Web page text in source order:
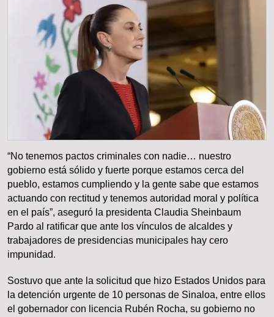
“No tenemos pactos criminales con nadie… nuestro
gobierno está sólido y fuerte porque estamos cerca del
pueblo, estamos cumpliendo y la gente sabe que estamos
actuando con rectitud y tenemos autoridad moral y política
en el país”, aseguró la presidenta Claudia Sheinbaum
Pardo al ratificar que ante los vínculos de alcaldes y
trabajadores de presidencias municipales hay cero
impunidad.
Sostuvo que ante la solicitud que hizo Estados Unidos para
la detención urgente de 10 personas de Sinaloa, entre ellos
el gobernador con licencia Rubén Rocha, su gobierno no